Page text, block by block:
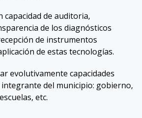
capacidad de auditoria,
de los diagnósticos
de instrumentos
de estas tecnologías.
evolutivamente capacidades
del municipio: gobierno,
etc.